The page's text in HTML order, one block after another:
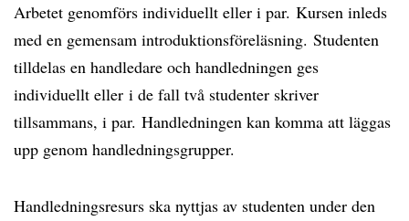
Arbetet genomförs individuellt eller i par. Kursen inleds
med en gemensam introduktionsföreläsning. Studenten
tilldelas en handledare och handledningen ges
individuellt eller i de fall två studenter skriver
tillsammans, i par. Handledningen kan komma att läggas
upp genom handledningsgrupper.
Handledningsresurs ska nyttjas av studenten under den